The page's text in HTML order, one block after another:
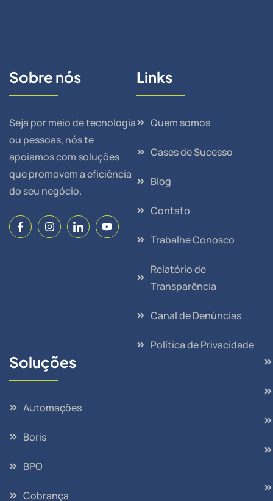
Sobre nós
Seja por meio de tecnologia
ou pessoas, nós te
apoiamos com soluções
que promovem a eficiência
do seu negócio.
Links
Quem somos
Cases de Sucesso
Blog
Contato
Trabalhe Conosco
Relatório de
Transparência
Canal de Denúncias
Política de Privacidade
Soluções
Automações
Boris
BPO
Cobrança